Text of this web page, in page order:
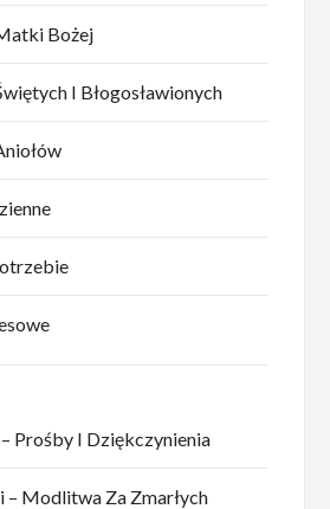
Bożej
I Błogosławionych
Prośby I Dziękczynienia
– Modlitwa Za Zmarłych